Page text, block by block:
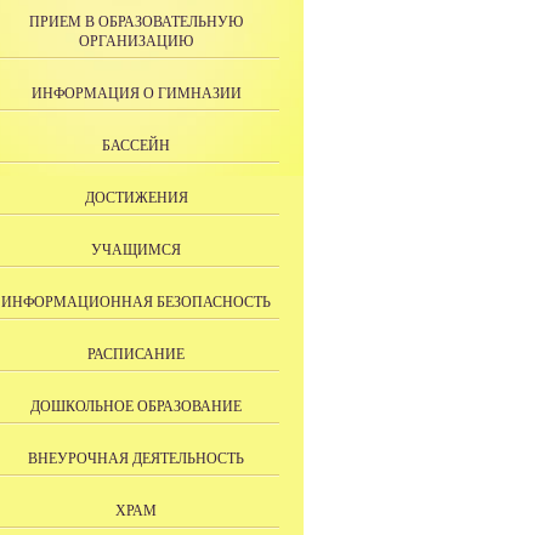
ПРИЕМ В ОБРАЗОВАТЕЛЬНУЮ
ОРГАНИЗАЦИЮ
ИНФОРМАЦИЯ О ГИМНАЗИИ
БАССЕЙН
ДОСТИЖЕНИЯ
УЧАЩИМСЯ
ИНФОРМАЦИОННАЯ БЕЗОПАСНОСТЬ
РАСПИСАНИЕ
ДОШКОЛЬНОЕ ОБРАЗОВАНИЕ
ВНЕУРОЧНАЯ ДЕЯТЕЛЬНОСТЬ
ХРАМ